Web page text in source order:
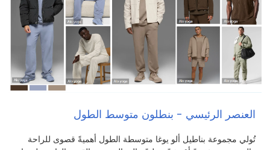
العنصر الرئيسي - بنطلون متوسط الطول
تُولي مجموعة بناطيل ألو يوغا متوسطة الطول أهميةً قصوى للراحة